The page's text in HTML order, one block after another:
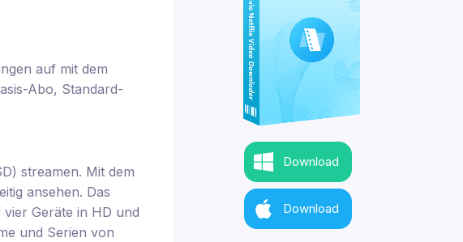
auf mit dem
Abo, Standard-
streamen. Mit dem
ansehen. Das
Geräte in HD und
und Serien von
Download
Download